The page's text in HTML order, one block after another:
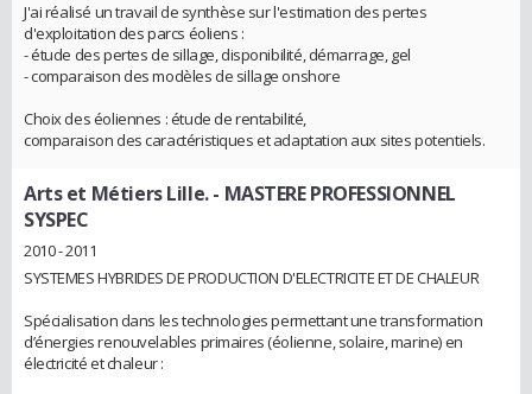
J'ai réalisé un travail de synthèse sur l'estimation des pertes
d'exploitation des parcs éoliens :
- étude des pertes de sillage, disponibilité, démarrage, gel
- comparaison des modèles de sillage onshore
Choix des éoliennes : étude de rentabilité,
comparaison des caractéristiques et adaptation aux sites potentiels.
Arts et Métiers Lille.- MASTERE PROFESSIONNEL
SYSPEC
2010 - 2011
SYSTEMES HYBRIDES DE PRODUCTION D'ELECTRICITE ET DE CHALEUR
Spécialisation dans les technologies permettant une transformation
d’énergies renouvelables primaires (éolienne, solaire, marine) en
électricité et chaleur :